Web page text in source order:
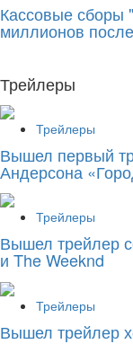
Кассовые сборы
миллионов
Трейлеры
Трейлеры
Вышел первый
Андерсона
Трейлеры
Вышел трейлер
и The Weeknd
Трейлеры
Вышел трейлер